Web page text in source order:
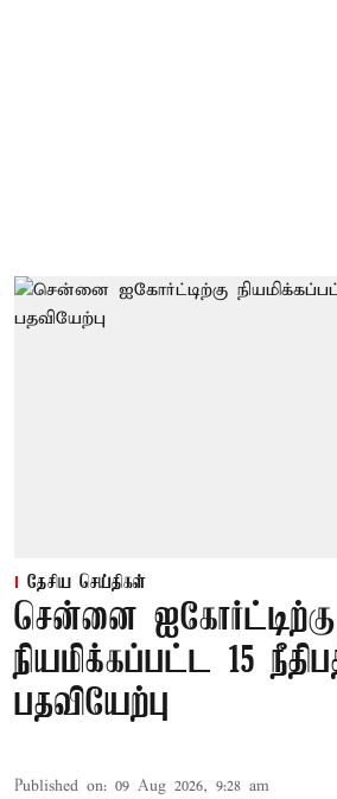
தேசிய செய்திகள்
சென்னை ஐகோர்ட்டிற்கு
நியமிக்கப்பட்ட 15
பதவியேற்பு
Published on: 09 Aug 2026, 9:28 am